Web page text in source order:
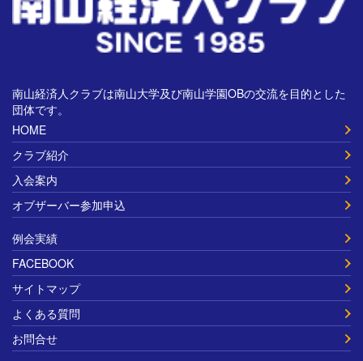
南山経済人クラブは南山大学及び南山学園OBの交流を目的とした
団体です。
HOME
クラブ紹介
入会案内
オブザーバー参加申込
例会実績
FACEBOOK
サイトマップ
よくある質問
お問合せ